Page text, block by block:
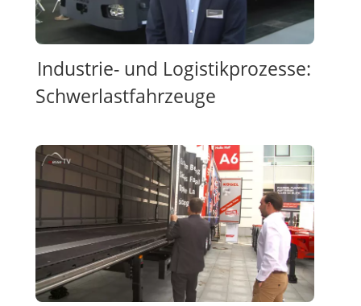
Industrie- und Logistikprozesse:
Schwerlastfahrzeuge